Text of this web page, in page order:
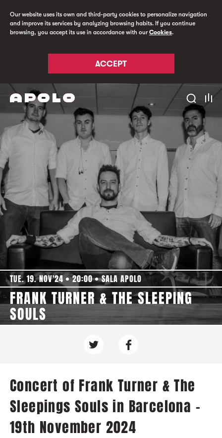
Our website uses its own and third-party cookies to personalize navigation
and improve its services by analyzing browsing habits. If you continue
browsing, you accept its use in accordance with ourCookies.
ACCEPT
TUE. 19. NOV'24 20:00 SALA APOLO
FRANK TURNER & THE SLEEPING
SOULS
Concert of Frank Turner & The
Sleepings Souls in Barcelona -
19th November 2024